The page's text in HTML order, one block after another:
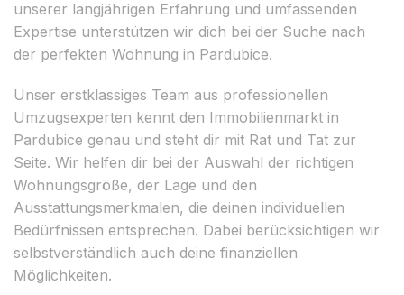
unserer langjährigen Erfahrung und umfassenden
Expertise unterstützen wir dich bei der Suche nach
der perfekten Wohnung in Pardubice.
Unser erstklassiges Team aus professionellen
Umzugsexperten kennt den Immobilienmarkt in
Pardubice genau und steht dir mit Rat und Tat zur
Seite. Wir helfen dir bei der Auswahl der richtigen
Wohnungsgröße, der Lage und den
Ausstattungsmerkmalen, die deinen individuellen
Bedürfnissen entsprechen. Dabei berücksichtigen wir
selbstverständlich auch deine finanziellen
Möglichkeiten.